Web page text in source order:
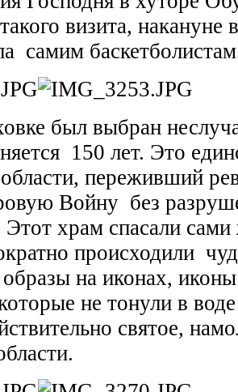
визита, накануне
самим
был выбран
150 лет. Это
области, переживший
Войну без
Этот храм спасали
происходили
образы на иконах,
не тонули в
святое,